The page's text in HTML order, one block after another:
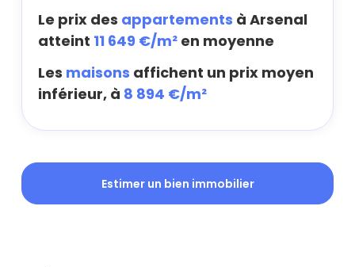
Le prix des appartements à Arsenal
atteint 11 649 €/m² en moyenne
Les maisons affichent un prix moyen
inférieur, à 8 894 €/m²
Estimer un bien immobilier